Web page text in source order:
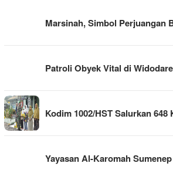
Marsinah, Simbol Perjuangan
Patroli Obyek Vital di
Kodim 1002/HST Salurkan
Yayasan Al-Karomah